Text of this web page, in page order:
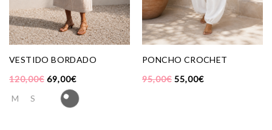
VESTIDO BORDADO
120,00€ 69,00€
M
S
PONCHO CROCHET
95,00€ 55,00€